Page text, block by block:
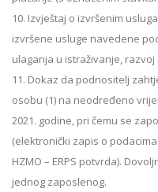
10. Izvještaj o izvršenim
izvršene usluge navedene
ulaganja u istraživanje, razvoj
11. Dokaz da podnositelj
osobu (1) na neodređeno
2021. godine, pri čemu se
(elektronički zapis o
HZMO – ERPS potvrda).
jednog zaposlenog.